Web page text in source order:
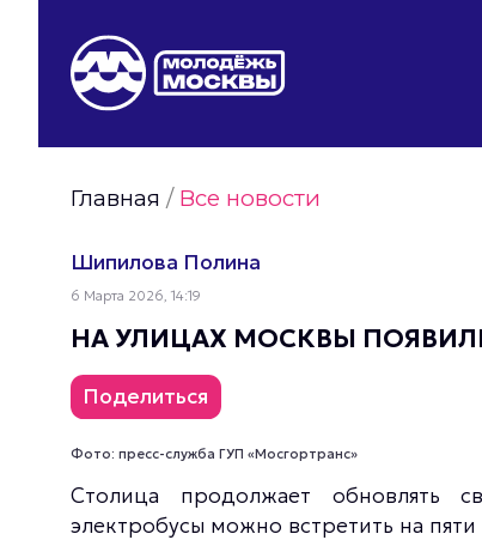
Видео Молодёжи Москвы
Молодёжь Москвы зелёная
Фото Молодёжи Москвы
Статьи Молодёжи Москвы
Молодёжь Москвы культурная
Главная /Все новости
Шипилова Полина
6 Марта 2026, 14:19
НА УЛИЦАХ МОСКВЫ
Поделиться
Фото: пресс-служба ГУП «Мосгортранс»
Столица продолжает обновлять
электробусы можно встретить на